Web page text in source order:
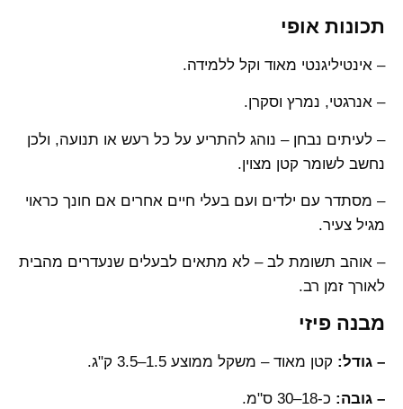
תכונות אופי
– אינטיליגנטי מאוד וקל ללמידה.
– אנרגטי, נמרץ וסקרן.
– לעיתים נבחן – נוהג להתריע על כל רעש או תנועה, ולכן
נחשב לשומר קטן מצוין.
– מסתדר עם ילדים ועם בעלי חיים אחרים אם חונך כראוי
מגיל צעיר.
– אוהב תשומת לב – לא מתאים לבעלים שנעדרים מהבית
לאורך זמן רב.
מבנה פיזי
– גודל: קטן מאוד – משקל ממוצע 1.5–3.5 ק"ג.
– גובה: כ-18–30 ס"מ.